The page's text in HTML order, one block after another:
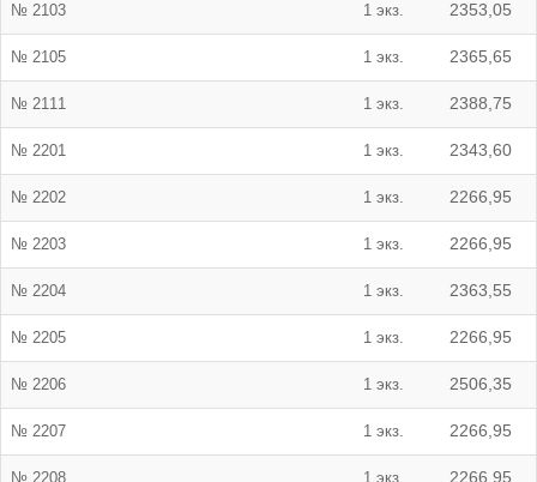
№ 2103 1 экз. 2353,05
№ 2105 1 экз. 2365,65
№ 2111 1 экз. 2388,75
№ 2201 1 экз. 2343,60
№ 2202 1 экз. 2266,95
№ 2203 1 экз. 2266,95
№ 2204 1 экз. 2363,55
№ 2205 1 экз. 2266,95
№ 2206 1 экз. 2506,35
№ 2207 1 экз. 2266,95
№ 2208 1 экз. 2266,95